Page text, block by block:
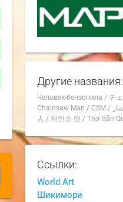
Другие названия:
Человек-бензопила / チ
Chainsaw Man / CSM /
人 / 체인소 맨 / Thợ Săn
Ссылки:
World Art
Шикимори